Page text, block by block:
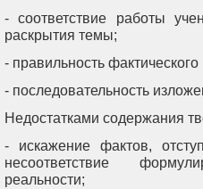
- соответствие работы
раскрытия темы;
- правильность
- последовательность
Недостатками содержания
- искажение фактов,
несоответствие
реальности;